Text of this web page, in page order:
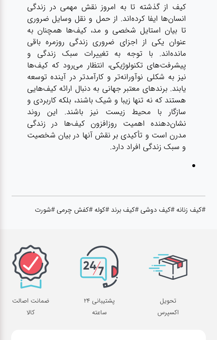
کیف‌ از گذشته تا به امروز نقش مهمی در زندگی
انسان‌ها ایفا کرده‌اند. از حمل و نقل وسایل ضروری
تا بیان استایل شخصی و مد، کیف‌ها همچنان به
عنوان یکی از اجزای ضروری زندگی روزمره باقی
مانده‌اند. با توجه به تغییرات سبک زندگی و
پیشرفت‌های تکنولوژیکی، انتظار می‌رود که کیف‌ها
نیز به شکلی نوآورانه‌تر و کارآمدتر در آینده توسعه
یابند. برندهای معتبر جهانی به دنبال ارائه کیف‌هایی
هستند که نه تنها زیبا و شیک باشند، بلکه کاربردی و
سازگار با محیط زیست نیز باشند. این روند
نشان‌دهنده اهمیت روزافزون کیف‌ها در زندگی
مدرن است و تأکیدی بر نقش آنها در بیان شخصیت
و سبک زندگی افراد دارد.
#کیف زنانه #کیف دوشی #کیف برند #کوله #کفش چرمی #شورت
تحویل
اکسپرس
پشتیبانی 24
ساعته
ضمانت اصالت
کالا